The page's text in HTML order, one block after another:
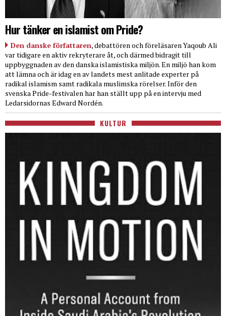
Hur tänker en islamist om Pride?
Den danske författaren, debattören och föreläsaren Yaqoub Ali
var tidigare en aktiv rekryterare åt, och därmed bidragit till
uppbyggnaden av den danska islamistiska miljön. En miljö han kom
att lämna och är idag en av landets mest anlitade experter på
radikal islamism samt radikala muslimska rörelser. Inför den
svenska Pride-festivalen har han ställt upp på en intervju med
Ledarsidornas Edward Nordén.
KULTUR